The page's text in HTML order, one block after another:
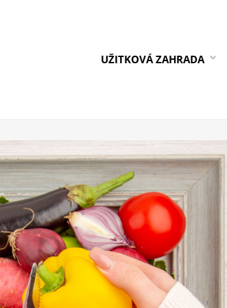
UŽITKOVÁ ZAHRADA